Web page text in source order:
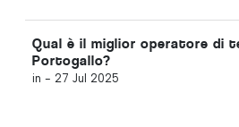
Qual è il miglior operatore di
Portogallo?
in - 27 Jul 2025